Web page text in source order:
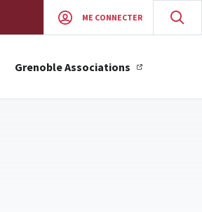
ME CONNECTER
Grenoble Associations